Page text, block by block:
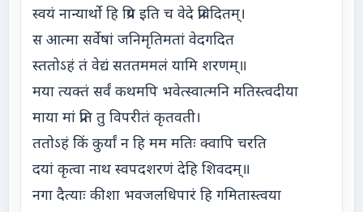
स्वयं नान्यार्थो हि प्रिय इति च वेदे प्रविदितम्।
स आत्मा सर्वेषां जनिमृतिमतां वेदगदित
स्ततोऽहं तं वेद्यं सततममलं यामि शरणम्॥
मया त्यक्तं सर्वं कथमपि भवेत्स्वात्मनि मतिस्त्वदीया
माया मां प्रति तु विपरीतं कृतवती।
ततोऽहं किं कुर्यां न हि मम मतिः क्वापि चरति
दयां कृत्वा नाथ स्वपदशरणं देहि शिवदम्॥
नगा दैत्याः कीशा भवजलधिपारं हि गमितास्त्वया